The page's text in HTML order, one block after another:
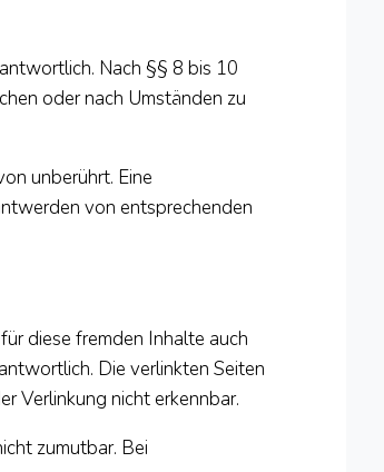
Nach §§ 8 bis 10
oder nach Umständen zu
unberührt. Eine
von entsprechenden
diese fremden Inhalte auch
Die verlinkten Seiten
Verlinkung nicht erkennbar.
zumutbar. Bei